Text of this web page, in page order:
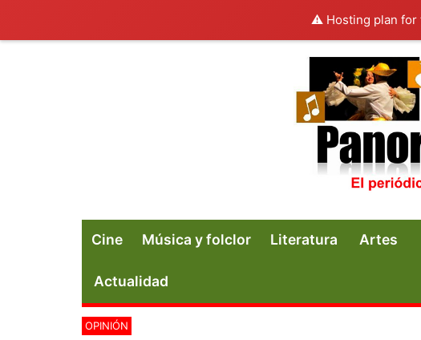
⚠️ Hosting plan for
Cine Música y folclor Literatura Artes
Actualidad
OPINIÓN